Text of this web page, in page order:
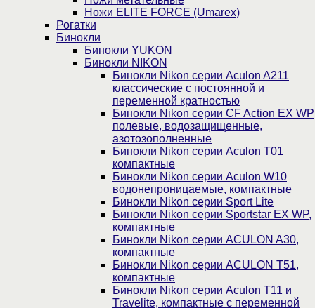
Ножи ELITE FORCE (Umarex)
Рогатки
Бинокли
Бинокли YUKON
Бинокли NIKON
Бинокли Nikon серии Aculon A211
классические с постоянной и
переменной кратностью
Бинокли Nikon серии СF Action EX WP
полевые, водозащищенные,
азотозополненные
Бинокли Nikon серии Aculon T01
компактные
Бинокли Nikon серии Aculon W10
водонепроницаемые, компактные
Бинокли Nikon серии Sport Lite
Бинокли Nikon серии Sportstar EX WP,
компактные
Бинокли Nikon серии ACULON A30,
компактные
Бинокли Nikon серии ACULON Т51,
компактные
Бинокли Nikon серии Aculon T11 и
Travelite, компактные с переменной